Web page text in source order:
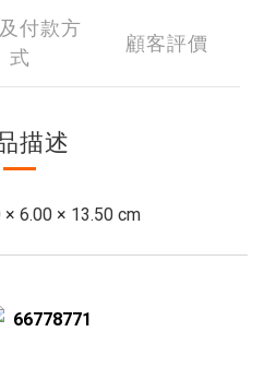
付款方
式
顧客評價
描述
× 6.00 × 13.50 cm
66778771